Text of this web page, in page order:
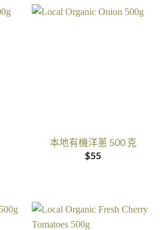
本地有機洋蔥 500 克
$55